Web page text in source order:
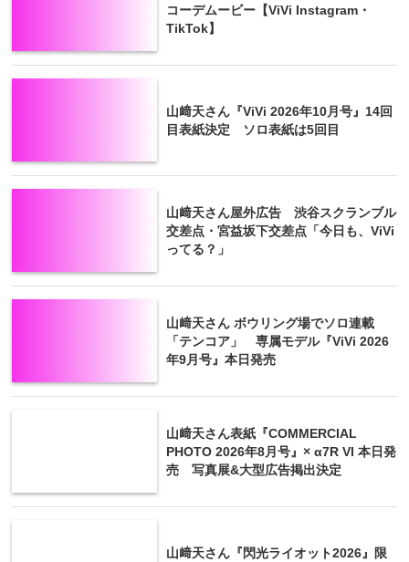
コーデムービー【ViVi Instagram・
TikTok】
山﨑天さん『ViVi 2026年10月号』14回
目表紙決定 ソロ表紙は5回目
山﨑天さん屋外広告 渋谷スクランブル
交差点・宮益坂下交差点「今日も、ViVi
ってる？」
山﨑天さん ボウリング場でソロ連載
「テンコア」 専属モデル『ViVi 2026
年9月号』本日発売
山﨑天さん表紙『COMMERCIAL
PHOTO 2026年8月号』× α7R VI 本日発
売 写真展&大型広告掲出決定
山﨑天さん『閃光ライオット2026』限